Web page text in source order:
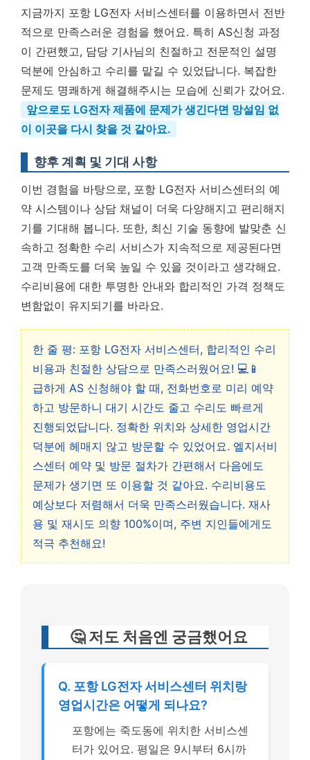
지금까지 포항 LG전자 서비스센터를 이용하면서 전반
적으로 만족스러운 경험을 했어요. 특히 AS신청 과정
이 간편했고, 담당 기사님의 친절하고 전문적인 설명
덕분에 안심하고 수리를 맡길 수 있었답니다. 복잡한
문제도 명쾌하게 해결해주시는 모습에 신뢰가 갔어요.
앞으로도 LG전자 제품에 문제가 생긴다면 망설임 없
이 이곳을 다시 찾을 것 같아요.
향후 계획 및 기대 사항
이번 경험을 바탕으로, 포항 LG전자 서비스센터의 예
약 시스템이나 상담 채널이 더욱 다양해지고 편리해지
기를 기대해 봅니다. 또한, 최신 기술 동향에 발맞춘 신
속하고 정확한 수리 서비스가 지속적으로 제공된다면
고객 만족도를 더욱 높일 수 있을 것이라고 생각해요.
수리비용에 대한 투명한 안내와 합리적인 가격 정책도
변함없이 유지되기를 바라요.
한 줄 평: 포항 LG전자 서비스센터, 합리적인 수리
비용과 친절한 상담으로 만족스러웠어요! 💻📱
급하게 AS 신청해야 할 때, 전화번호로 미리 예약
하고 방문하니 대기 시간도 줄고 수리도 빠르게
진행되었답니다. 정확한 위치와 상세한 영업시간
덕분에 헤매지 않고 방문할 수 있었어요. 엘지서비
스센터 예약 및 방문 절차가 간편해서 다음에도
문제가 생기면 또 이용할 것 같아요. 수리비용도
예상보다 저렴해서 더욱 만족스러웠습니다. 재사
용 및 재시도 의향 100%이며, 주변 지인들에게도
적극 추천해요!
🤔 저도 처음엔 궁금했어요
Q. 포항 LG전자 서비스센터 위치랑
영업시간은 어떻게 되나요?
포항에는 죽도동에 위치한 서비스센
터가 있어요. 평일은 9시부터 6시까